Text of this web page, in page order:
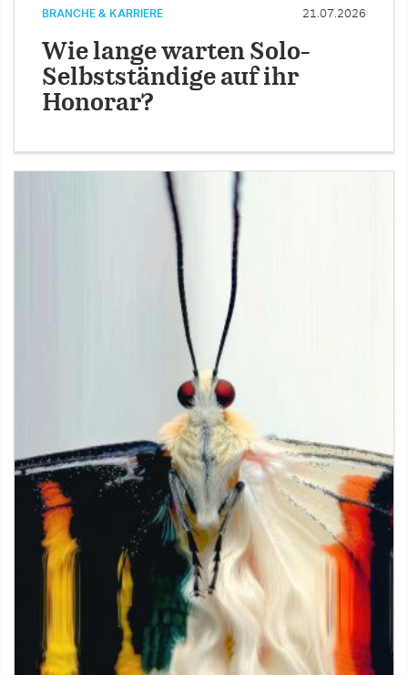
BRANCHE & KARRIERE 21.07.2026
Wie lange warten Solo-
Selbstständige auf ihr
Honorar?